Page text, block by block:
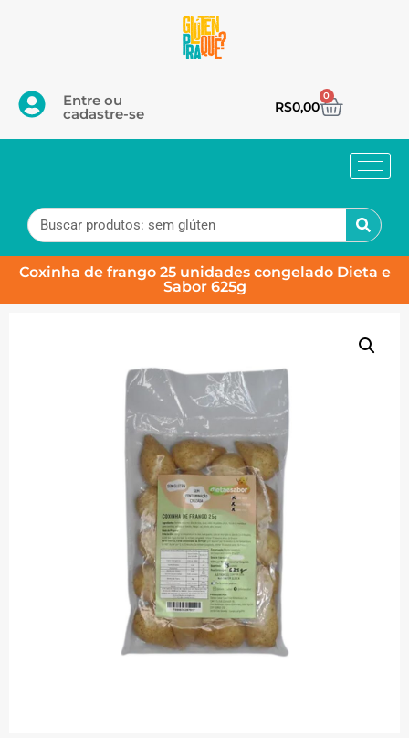
Entre ou
cadastre-se R$0,00
0
Coxinha de frango 25 unidades congelado Dieta e
Sabor 625g